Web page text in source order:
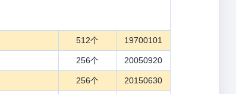
512个 19700101
256个 20050920
256个 20150630